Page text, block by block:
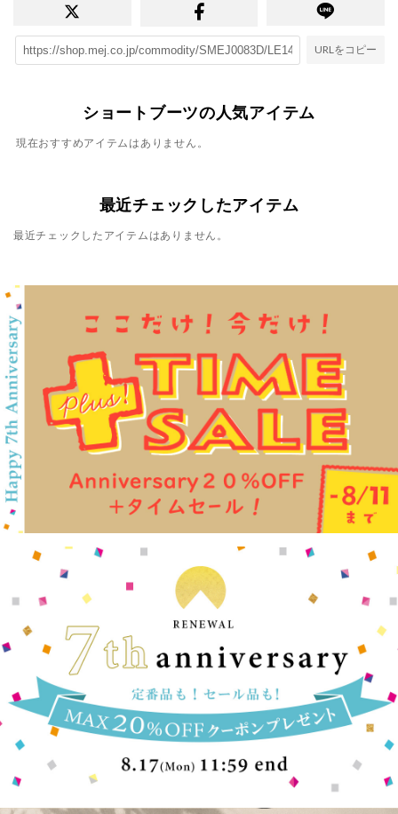
URLをコピー
ショートブーツの人気アイテム
現在おすすめアイテムはありません。
最近チェックしたアイテム
最近チェックしたアイテムはありません。